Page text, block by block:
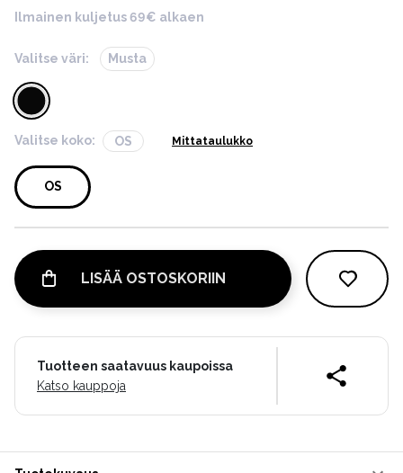
Ilmainen kuljetus 69€ alkaen
Valitse väri: Musta
Valitse koko: OS Mittataulukko
OS
LISÄÄ OSTOSKORIIN
Tuotteen saatavuus kaupoissa
Katso kauppoja